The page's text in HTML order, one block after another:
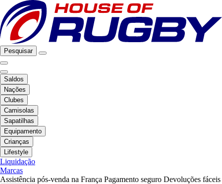
Pesquisar
Saldos
Nações
Clubes
Camisolas
Sapatilhas
Equipamento
Crianças
Lifestyle
Liquidação
Marcas
Assistência pós-venda na França Pagamento seguro Devoluções fáceis